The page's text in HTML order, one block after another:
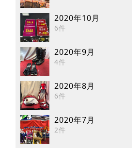
2020年10月
6件
2020年9月
4件
2020年8月
6件
2020年7月
2件